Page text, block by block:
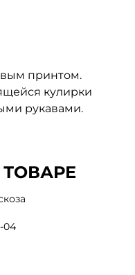
принтом.
кулирки
рукавами.
04